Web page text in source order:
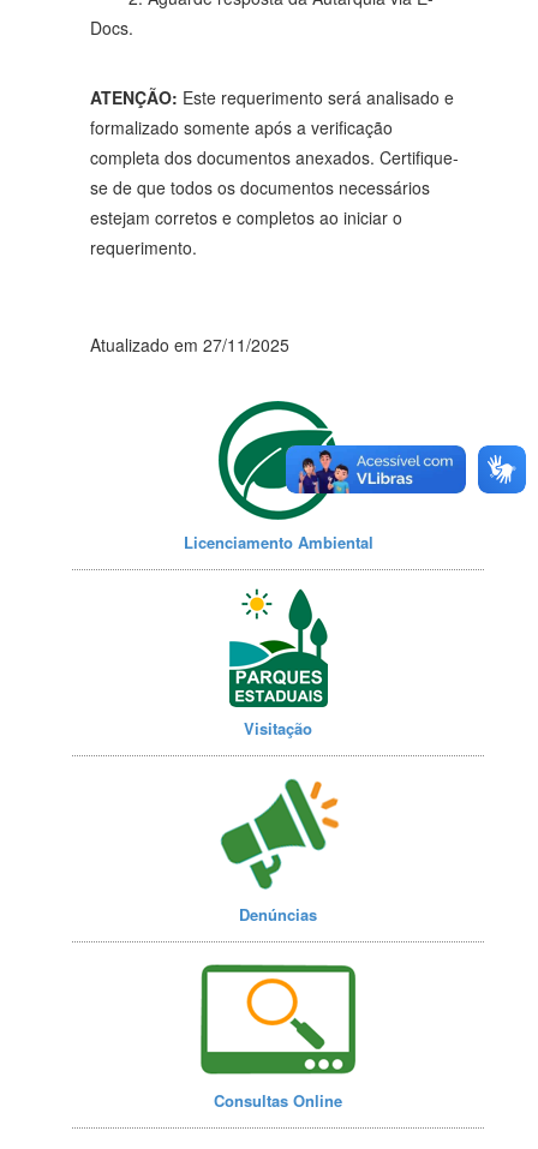
Docs.
ATENÇÃO: Este requerimento será analisado e
formalizado somente após a verificação
completa dos documentos anexados. Certifique-
se de que todos os documentos necessários
estejam corretos e completos ao iniciar o
requerimento.
Atualizado em 27/11/2025
Licenciamento Ambiental
Visitação
Denúncias
Consultas Online